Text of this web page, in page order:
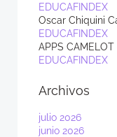
EDUCAFINDEX
Oscar Chiquini
EDUCAFINDEX
APPS CAMELOT
EDUCAFINDEX
Archivos
julio 2026
junio 2026